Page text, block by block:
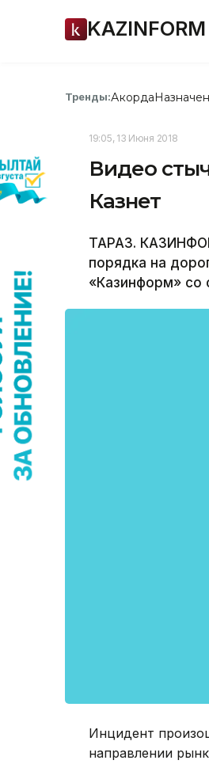
KAZINFORM
Тренды:Акорда
19:05, 13 Июня 2018
Видео
Казнет
ТАРАЗ.
порядка на
«Казинформ»
Инцидент
направлении